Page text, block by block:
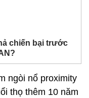
chiến bại trước
ngòi nổ proximity
thọ thêm 10 năm